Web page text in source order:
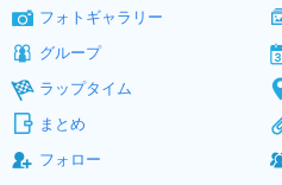
フォトギャラリー
グループ
ラップタイム
まとめ
フォロー